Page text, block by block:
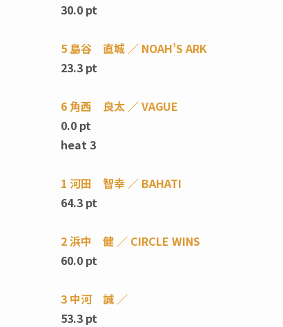
30.0 pt
5 島谷 直城 ／ NOAH’S ARK
23.3 pt
6 角西 良太 ／ VAGUE
0.0 pt
heat 3
1 河田 智幸 ／ BAHATI
64.3 pt
2 浜中 健 ／ CIRCLE WINS
60.0 pt
3 中河 誠 ／
53.3 pt